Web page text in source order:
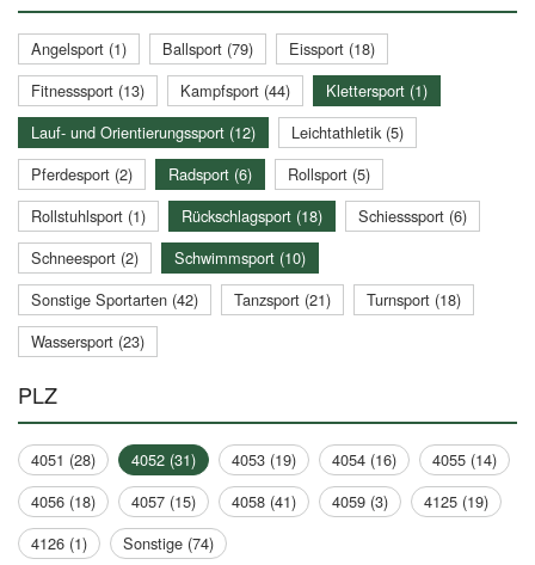
Angelsport (1) Ballsport (79)
Eissport (18)
Fitnesssport (13)
Kampfsport (44)
Klettersport (1)
Lauf- und Orientierungssport (12)
Leichtathletik (5)
Pferdesport (2)
Radsport (6)
Rollsport (5)
Rollstuhlsport (1)
Rückschlagsport (18)
Schiesssport (6)
Schneesport (2)
Schwimmsport (10)
Sonstige Sportarten (42)
Tanzsport (21)
Turnsport (18)
Wassersport (23)
PLZ
4051 (28) 4052 (31) 4053 (19) 4054 (16)
4055 (14)
4056 (18)
4057 (15) 4058 (41) 4059 (3)
4125 (19)
4126 (1)
Sonstige (74)